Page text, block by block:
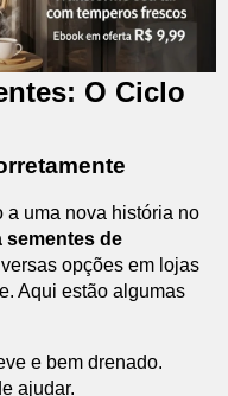
O Ciclo
a uma nova história no
sementes de
opções em lojas
Aqui estão algumas
e bem drenado.
ajudar.